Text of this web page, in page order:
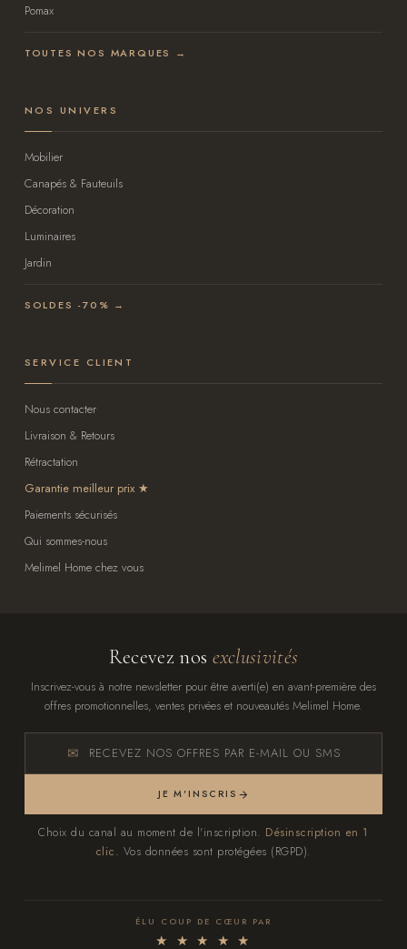
Pomax
TOUTES NOS MARQUES →
NOS UNIVERS
Mobilier
Canapés & Fauteuils
Décoration
Luminaires
Jardin
SOLDES -70% →
SERVICE CLIENT
Nous contacter
Livraison & Retours
Rétractation
Garantie meilleur prix
Paiements sécurisés
Qui sommes-nous
Melimel Home chez vous
Recevez nos exclusivités
Inscrivez-vous à notre newsletter pour être averti(e) en avant-première des
offres promotionnelles, ventes privées et nouveautés Melimel Home.
RECEVEZ NOS OFFRES PAR E-MAIL OU SMS
JE M'INSCRIS
Choix du canal au moment de l'inscription. Désinscription en 1
clic. Vos données sont protégées (RGPD).
ÉLU COUP DE CŒUR PAR
★ ★ ★ ★ ★